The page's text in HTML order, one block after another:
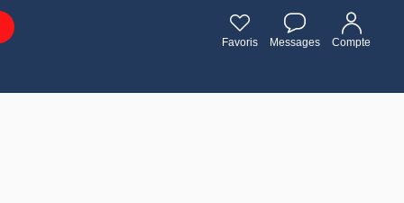
Favoris Messages Compte